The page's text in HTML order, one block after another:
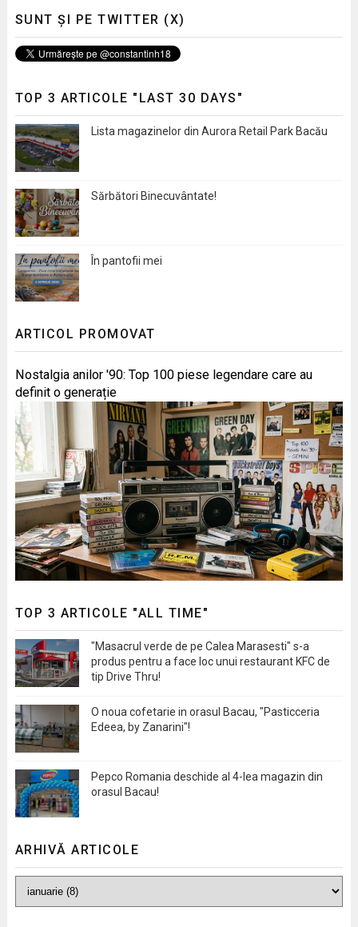
SUNT ȘI PE TWITTER (X)
TOP 3 ARTICOLE "LAST 30 DAYS"
Lista magazinelor din Aurora Retail Park Bacău
Sărbători Binecuvântate!
În pantofii mei
ARTICOL PROMOVAT
Nostalgia anilor '90: Top 100 piese legendare care au
definit o generație
TOP 3 ARTICOLE "ALL TIME"
"Masacrul verde de pe Calea Marasesti" s-a
produs pentru a face loc unui restaurant KFC de
tip Drive Thru!
O noua cofetarie in orasul Bacau, "Pasticceria
Edeea, by Zanarini"!
Pepco Romania deschide al 4-lea magazin din
orasul Bacau!
ARHIVĂ ARTICOLE